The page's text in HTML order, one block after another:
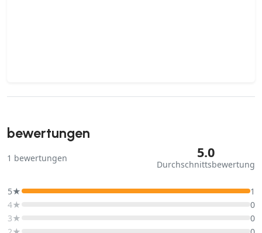
bewertungen
1 bewertungen 5.0
Durchschnittsbewertung
5★
1
4★
0
3★
0